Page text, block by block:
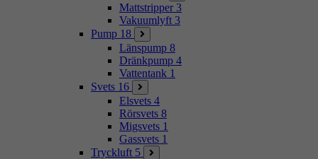
Mattstripper 3
Vakuumlyft 3
Pump 18
Länspump 8
Dränkpump 4
Vattentank 1
Svets 16
Elsvets 4
Rörsvets 8
Migsvets 1
Gassvets 1
Tryckluft 5